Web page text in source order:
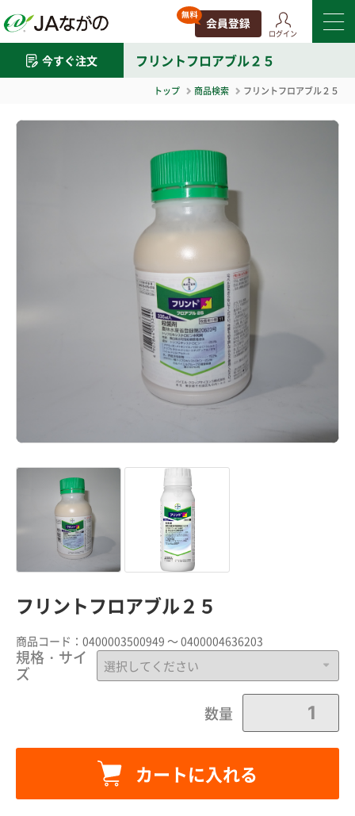
ログイン
今すぐ注文 フリントフロアブル２５
トップ 商品検索 フリントフロアブル２５
フリントフロアブル２５
商品コード： 0400003500949 ～ 0400004636203
規格・サイ
ズ
数量
カートに入れる